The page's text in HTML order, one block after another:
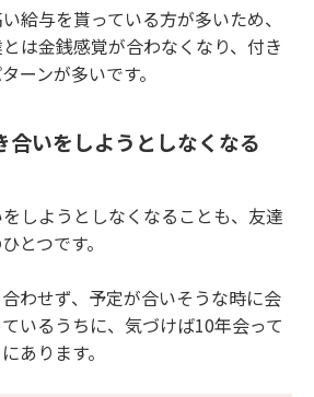
給与を貰っている方が多いため、
は金銭感覚が合わなくなり、付き
ーンが多いです。
合いをしようとしなくなる
しようとしなくなることも、友達
とつです。
わせず、予定が合いそうな時に会
いるうちに、気づけば10年会って
あります。